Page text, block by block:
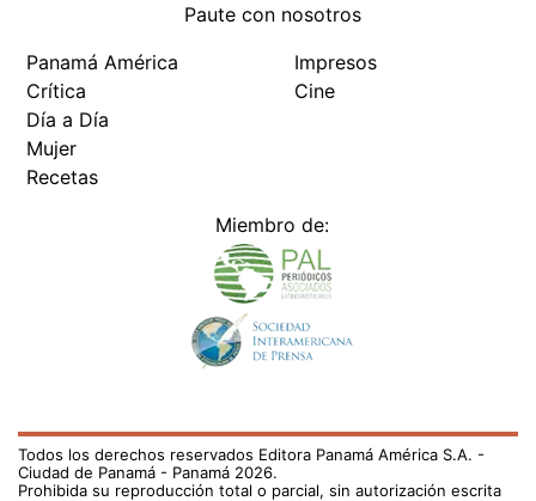
Paute con nosotros
Panamá América
Crítica
Día a Día
Mujer
Recetas
Impresos
Cine
Miembro de:
Todos los derechos reservados Editora Panamá América S.A. -
Ciudad de Panamá - Panamá 2026.
Prohibida su reproducción total o parcial, sin autorización escrita